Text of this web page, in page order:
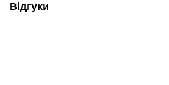
Відгуки